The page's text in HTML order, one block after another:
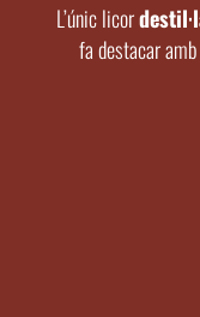
L’únic licor
fa destacar